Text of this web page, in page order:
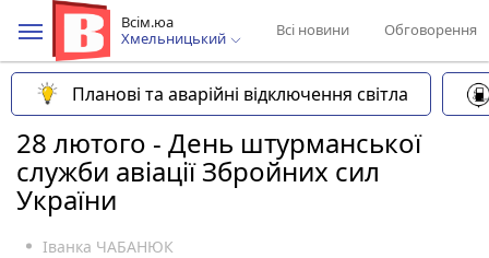
Всім.юа
Хмельницький
Всі новини Обговорення
Планові та аварійні відключення світла
28 лютого - День штурманської
служби авіації Збройних сил
України
Іванка ЧАБАНЮК